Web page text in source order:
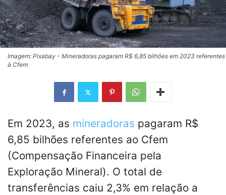
Imagem: Pixabay - Mineradoras pagaram R$ 6,85 bilhões em 2023 referentes
à Cfem
Em 2023, as mineradoras pagaram R$
6,85 bilhões referentes ao Cfem
(Compensação Financeira pela
Exploração Mineral). O total de
transferências caiu 2,3% em relação a